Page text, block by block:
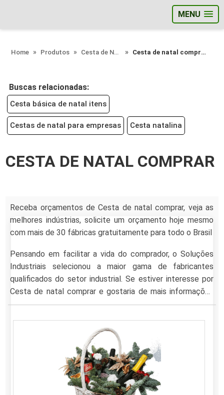
MENU
Home Produtos Cesta de Natal - Categoria Cesta de natal comprar
Buscas relacionadas:
Cesta básica de natal itens
Cestas de natal para empresas Cesta natalina
CESTA DE NATAL COMPRAR
Receba orçamentos de Cesta de natal comprar, veja as
melhores indústrias, solicite um orçamento hoje mesmo
com mais de 30 fábricas gratuitamente para todo o Brasil
Pensando em facilitar a vida do comprador, o Soluções
Industriais selecionou a maior gama de fabricantes
qualificados do setor industrial. Se estiver interesse por
Cesta de natal comprar e gostaria de mais informações
sobre a empresa clique em uma das empresas listados